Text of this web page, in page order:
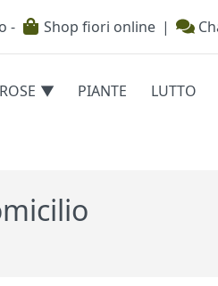
- Shop fiori online |
ROSE PIANTE LUTTO